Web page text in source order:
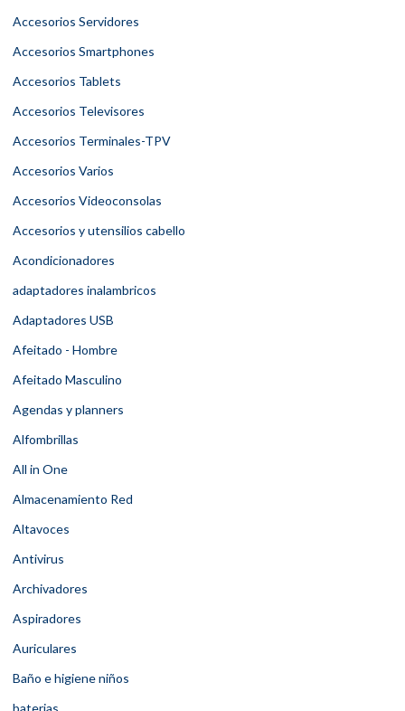
Accesorios Servidores
Accesorios Smartphones
Accesorios Tablets
Accesorios Televisores
Accesorios Terminales-TPV
Accesorios Varios
Accesorios Videoconsolas
Accesorios y utensilios cabello
Acondicionadores
adaptadores inalambricos
Adaptadores USB
Afeitado - Hombre
Afeitado Masculino
Agendas y planners
Alfombrillas
All in One
Almacenamiento Red
Altavoces
Antivirus
Archivadores
Aspiradores
Auriculares
Baño e higiene niños
baterias